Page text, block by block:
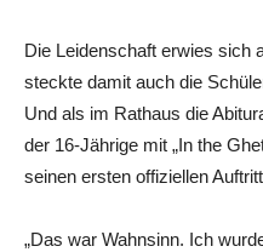
Die Leidenschaft erwies sich
steckte damit auch die
Und als im Rathaus die
der 16-Jährige mit „In the
seinen ersten offiziellen
„Das war Wahnsinn. Ich